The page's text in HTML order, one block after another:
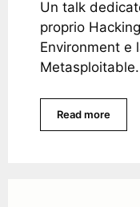
Un talk
proprio
Environment e
Metasploitable.
Read more